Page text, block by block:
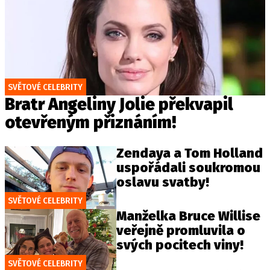
SVĚTOVÉ CELEBRITY
Bratr Angeliny Jolie překvapil
otevřeným přiznáním!
SVĚTOVÉ CELEBRITY
Zendaya a Tom Holland
uspořádali soukromou
oslavu svatby!
SVĚTOVÉ CELEBRITY
Manželka Bruce Willise
veřejně promluvila o
svých pocitech viny!